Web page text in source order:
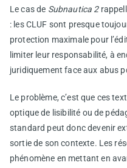
Le cas de Subnautica 2
: les CLUF sont presque
protection maximale pour
limiter leur responsabilité, à
juridiquement face aux abus
Le problème, c’est que ces
optique de lisibilité ou de
standard peut donc devenir
sortie de son contexte. Les
phénomène en mettant en